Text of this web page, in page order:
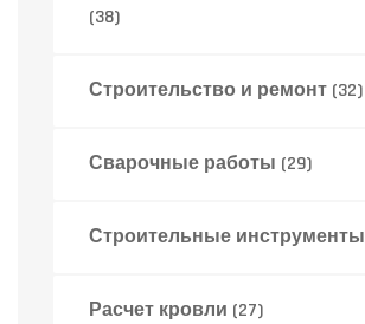
(38)
Строительство и ремонт (32)
Сварочные работы (29)
Строительные инструменты
Расчет кровли (27)